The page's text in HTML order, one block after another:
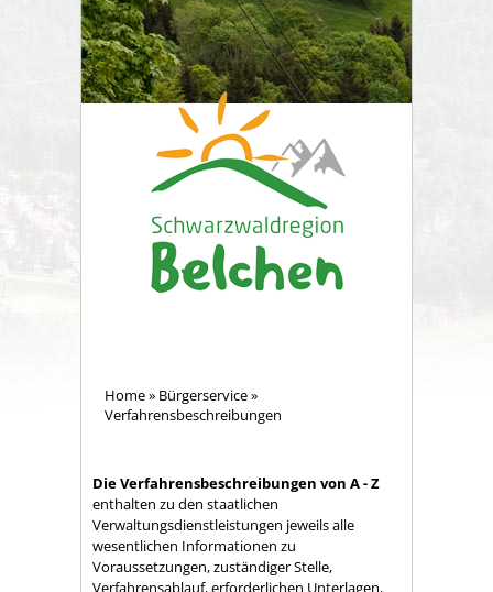
Home» Bürgerservice»
Verfahrensbeschreibungen
Die Verfahrensbeschreibungen von A - Z
enthalten zu den staatlichen
Verwaltungsdienstleistungen jeweils alle
wesentlichen Informationen zu
Voraussetzungen, zuständiger Stelle,
Verfahrensablauf, erforderlichen Unterlagen,